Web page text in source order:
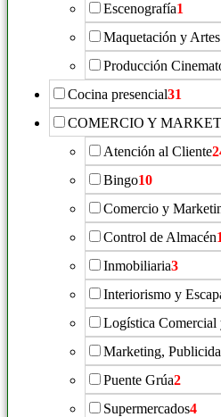
Escenografía1
Maquetación y
Producción
Cocina presencial31
COMERCIO Y
Atención al Cliente
Bingo10
Comercio y
Control de Almacén
Inmobiliaria3
Interiorismo y
Logística Comercial
Marketing,
Puente Grúa2
Supermercados4